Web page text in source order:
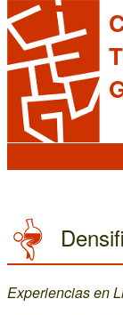
Experiencias en